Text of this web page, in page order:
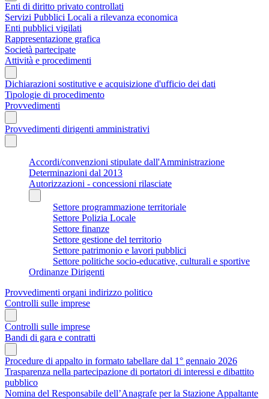
Enti di diritto privato controllati
Servizi Pubblici Locali a rilevanza economica
Enti pubblici vigilati
Rappresentazione grafica
Società partecipate
Attività e procedimenti
Dichiarazioni sostitutive e acquisizione d'ufficio dei dati
Tipologie di procedimento
Provvedimenti
Provvedimenti dirigenti amministrativi
Accordi/convenzioni stipulate dall'Amministrazione
Determinazioni dal 2013
Autorizzazioni - concessioni rilasciate
Settore programmazione territoriale
Settore Polizia Locale
Settore finanze
Settore gestione del territorio
Settore patrimonio e lavori pubblici
Settore politiche socio-educative, culturali e sportive
Ordinanze Dirigenti
Provvedimenti organi indirizzo politico
Controlli sulle imprese
Controlli sulle imprese
Bandi di gara e contratti
Procedure di appalto in formato tabellare dal 1° gennaio 2026
Trasparenza nella partecipazione di portatori di interessi e dibattito
pubblico
Nomina del Responsabile dell’Anagrafe per la Stazione Appaltante